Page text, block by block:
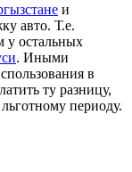
и
авто. Т.е.
остальных
. Иными
в
ту разницу,
периоду.